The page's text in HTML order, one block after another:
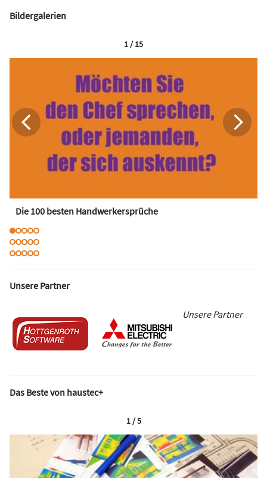
Bildergalerien
Die 100 besten Handwerkersprüche
1 / 15
Unsere Partner
Unsere Partner
Das Beste von haustec+
1 / 5